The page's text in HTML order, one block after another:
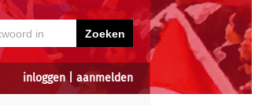
inloggen| aanmelden